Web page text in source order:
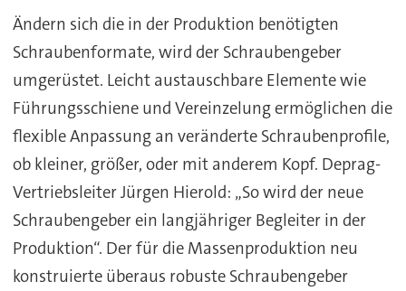
Ändern sich die in der Produktion benötigten
Schraubenformate, wird der Schraubengeber
umgerüstet. Leicht austauschbare Elemente wie
Führungsschiene und Vereinzelung ermöglichen die
flexible Anpassung an veränderte Schraubenprofile,
ob kleiner, größer, oder mit anderem Kopf. Deprag-
Vertriebsleiter Jürgen Hierold: „So wird der neue
Schraubengeber ein langjähriger Begleiter in der
Produktion“. Der für die Massenproduktion neu
konstruierte überaus robuste Schraubengeber